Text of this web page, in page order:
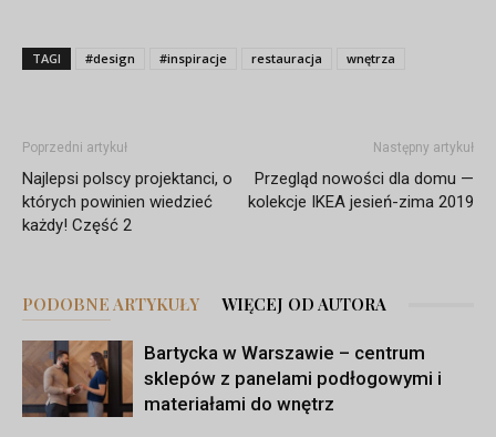
TAGI #design #inspiracje restauracja wnętrza
Poprzedni artykuł
Najlepsi polscy projektanci, o
których powinien wiedzieć
każdy! Część 2
Następny artykuł
Przegląd nowości dla domu —
kolekcje IKEA jesień-zima 2019
PODOBNE ARTYKUŁY WIĘCEJ OD AUTORA
Bartycka w Warszawie – centrum
sklepów z panelami podłogowymi i
materiałami do wnętrz